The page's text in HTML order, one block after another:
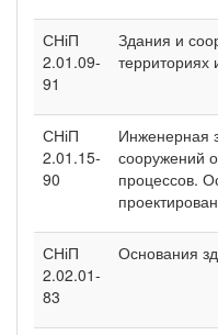
СНіП
2.01.09-
91
Здания и
территориях
СНіП
2.01.15-
90
Инженерная
сооружений
процессов.
СНіП
2.02.01-
83
Основания